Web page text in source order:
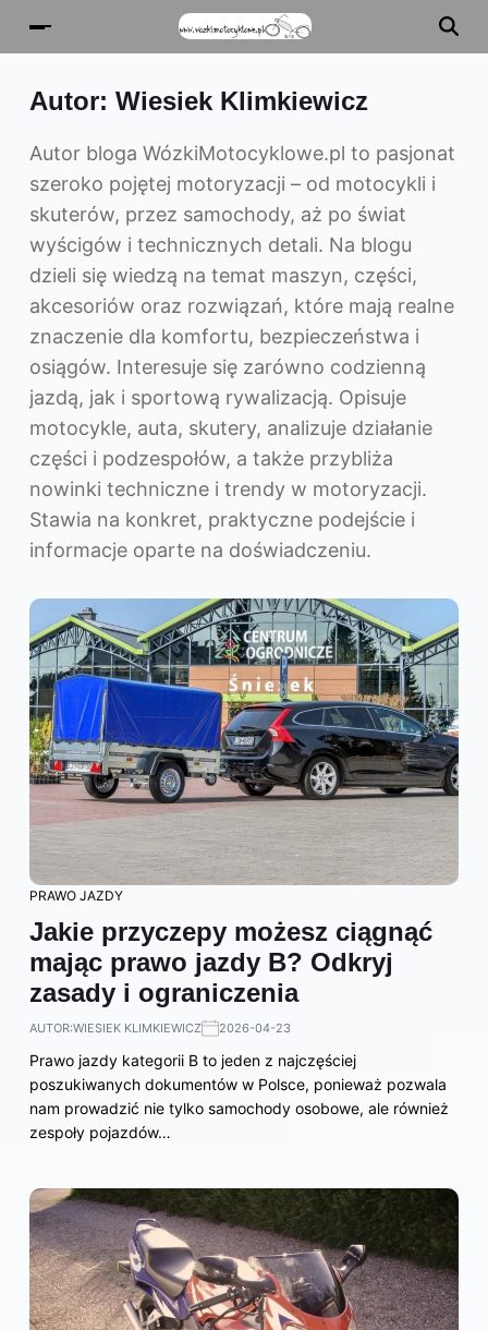
Autor: Wiesiek Klimkiewicz
Autor bloga WózkiMotocyklowe.pl to pasjonat
szeroko pojętej motoryzacji – od motocykli i
skuterów, przez samochody, aż po świat
wyścigów i technicznych detali. Na blogu
dzieli się wiedzą na temat maszyn, części,
akcesoriów oraz rozwiązań, które mają realne
znaczenie dla komfortu, bezpieczeństwa i
osiągów. Interesuje się zarówno codzienną
jazdą, jak i sportową rywalizacją. Opisuje
motocykle, auta, skutery, analizuje działanie
części i podzespołów, a także przybliża
nowinki techniczne i trendy w motoryzacji.
Stawia na konkret, praktyczne podejście i
informacje oparte na doświadczeniu.
PRAWO JAZDY
Jakie przyczepy możesz ciągnąć
mając prawo jazdy B? Odkryj
zasady i ograniczenia
AUTOR:WIESIEK KLIMKIEWICZ 2026-04-23
Prawo jazdy kategorii B to jeden z najczęściej
poszukiwanych dokumentów w Polsce, ponieważ pozwala
nam prowadzić nie tylko samochody osobowe, ale również
zespoły pojazdów…